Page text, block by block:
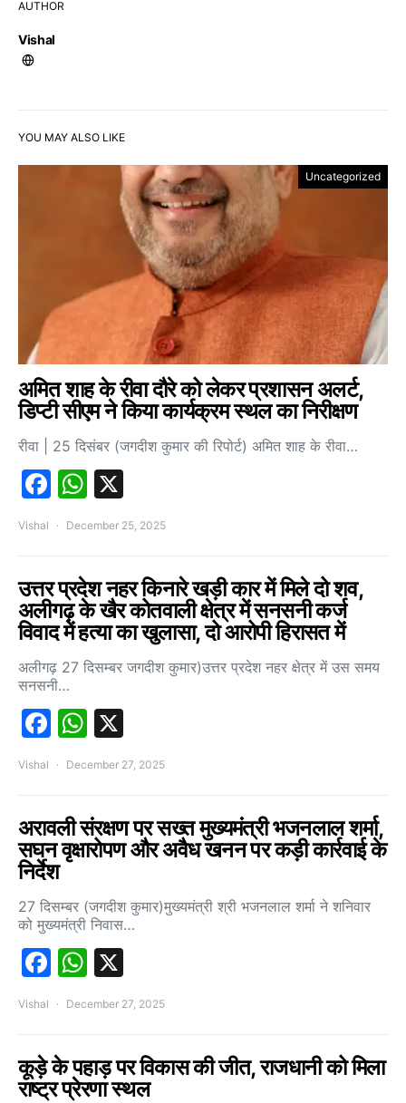
AUTHOR
Vishal
YOU MAY ALSO LIKE
Uncategorized
अमित शाह के रीवा दौरे को लेकर प्रशासन अलर्ट,
डिप्टी सीएम ने किया कार्यक्रम स्थल का निरीक्षण
रीवा | 25 दिसंबर (जगदीश कुमार की रिपोर्ट) अमित शाह के रीवा…
Facebook
WhatsApp
Vishal December 25, 2025
उत्तर प्रदेश नहर किनारे खड़ी कार में मिले दो शव,
अलीगढ़ के खैर कोतवाली क्षेत्र में सनसनी कर्ज
विवाद में हत्या का खुलासा, दो आरोपी हिरासत में
अलीगढ़ 27 दिसम्बर जगदीश कुमार)उत्तर प्रदेश नहर क्षेत्र में उस समय
सनसनी…
Facebook
WhatsApp
Vishal December 27, 2025
अरावली संरक्षण पर सख्त मुख्यमंत्री भजनलाल शर्मा,
सघन वृक्षारोपण और अवैध खनन पर कड़ी कार्रवाई के
निर्देश
27 दिसम्बर (जगदीश कुमार)मुख्यमंत्री श्री भजनलाल शर्मा ने शनिवार
को मुख्यमंत्री निवास…
Facebook
WhatsApp
Vishal December 27, 2025
कूड़े के पहाड़ पर विकास की जीत, राजधानी को मिला
राष्ट्र प्रेरणा स्थल